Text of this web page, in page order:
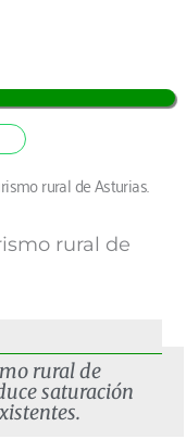
rural de Asturias.
rural de
rural de
saturación